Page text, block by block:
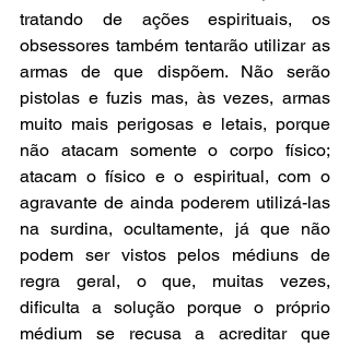
tratando de ações espirituais, os
obsessores também tentarão utilizar as
armas de que dispõem. Não serão
pistolas e fuzis mas, às vezes, armas
muito mais perigosas e letais, porque
não atacam somente o corpo físico;
atacam o físico e o espiritual, com o
agravante de ainda poderem utilizá-las
na surdina, ocultamente, já que não
podem ser vistos pelos médiuns de
regra geral, o que, muitas vezes,
dificulta a solução porque o próprio
médium se recusa a acreditar que